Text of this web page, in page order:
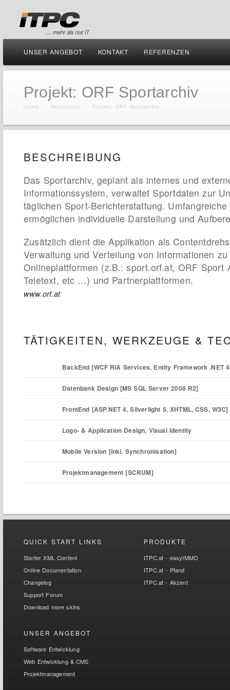
UNSER ANGEBOT KONTAKT REFERENZEN
Projekt: ORF Sportarchiv
Home Referenzen Projekt: ORF Sportarchiv
BESCHREIBUNG
Das Sportarchiv, geplant als internes und
Informationssystem, verwaltet Sportdaten zur
täglichen Sport-Berichterstattung.
ermöglichen individuelle Darstellung und
Zusätzlich dient die Applikation als
Verwaltung und Verteilung von Informationen
Onlineplattformen (z.B.: sport.orf.at, ORF Sport
Teletext, etc …) und Partnerplattformen.
www.orf.at
TÄTIGKEITEN, WERKZEUGE &
BackEnd [WCF RIA Services, Entity Framework .NET
Datenbank Design [MS SQL Server 2008 R2]
FrontEnd [ASP.NET 4, Silverlight 5, XHTML, CSS, W3C]
Logo- & Application Design, Visual Identity
Mobile Version [inkl. Synchronisation]
Projektmanagement [SCRUM]
QUICK START LINKS
Starter XML Content
Online Documentation
Changelog
Support Forum
Download more skins
UNSER ANGEBOT
Software Entwicklung
Web Entwicklung & CMS
Projektmanagement
PRODUKTE
ITPC.at - easyIMMO
ITPC.at - Pfand
ITPC.at - Akzent